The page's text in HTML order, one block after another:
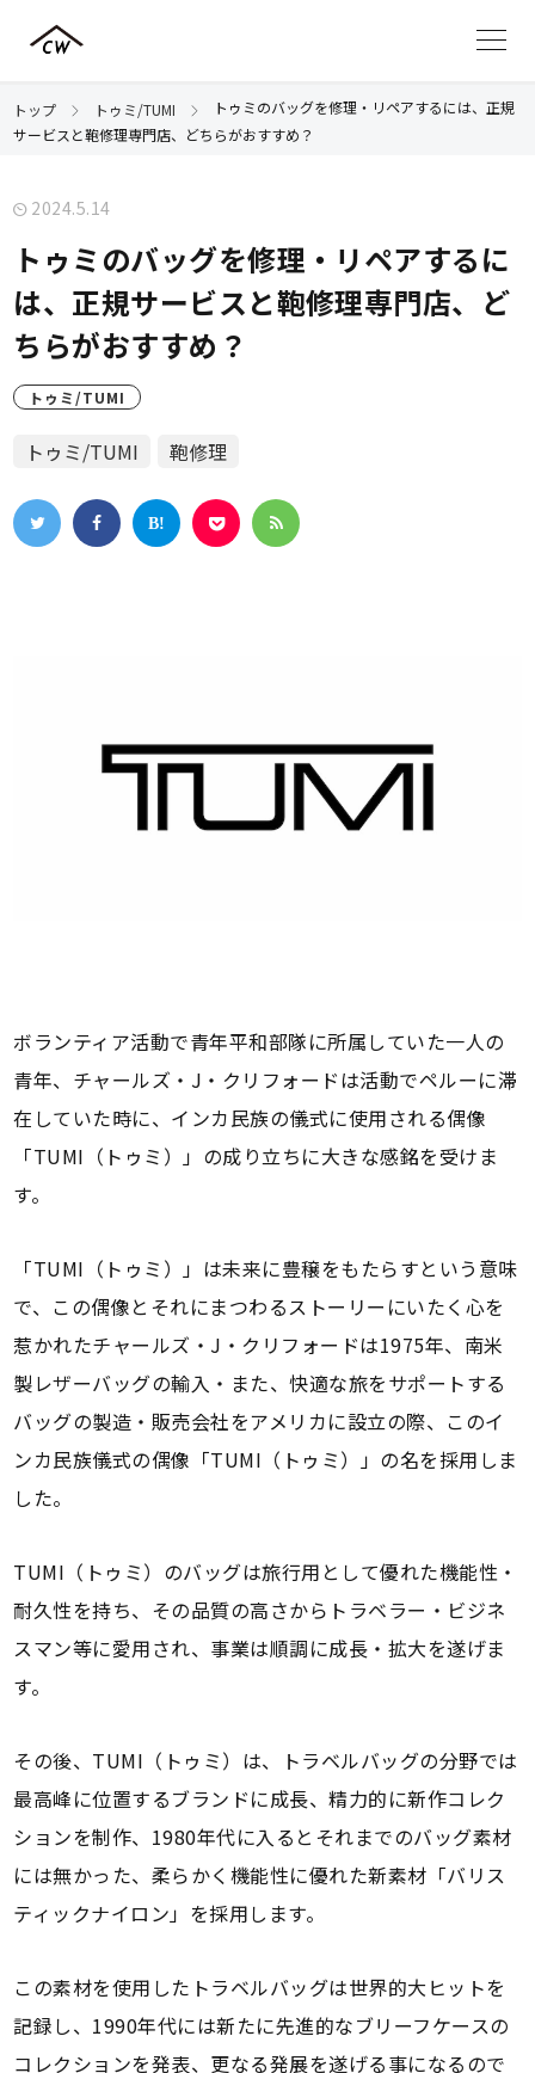
トップ トゥミ/TUMI
トゥミのバッグを修理・リペアするには、正規
サービスと鞄修理専門店、どちらがおすすめ？
2024.5.14
トゥミのバッグを修理・リペアするに
は、正規サービスと鞄修理専門店、ど
ちらがおすすめ？
トゥミ/TUMI
トゥミ/TUMI 鞄修理
ボランティア活動で青年平和部隊に所属していた一人の
青年、チャールズ・J・クリフォードは活動でペルーに滞
在していた時に、インカ民族の儀式に使用される偶像
「TUMI（トゥミ）」の成り立ちに大きな感銘を受けま
す。
「TUMI（トゥミ）」は未来に豊穣をもたらすという意味
で、この偶像とそれにまつわるストーリーにいたく心を
惹かれたチャールズ・J・クリフォードは1975年、南米
製レザーバッグの輸入・また、快適な旅をサポートする
バッグの製造・販売会社をアメリカに設立の際、このイ
ンカ民族儀式の偶像「TUMI（トゥミ）」の名を採用しま
した。
TUMI（トゥミ）のバッグは旅行用として優れた機能性・
耐久性を持ち、その品質の高さからトラベラー・ビジネ
スマン等に愛用され、事業は順調に成長・拡大を遂げま
す。
その後、TUMI（トゥミ）は、トラベルバッグの分野では
最高峰に位置するブランドに成長、精力的に新作コレク
ションを制作、1980年代に入るとそれまでのバッグ素材
には無かった、柔らかく機能性に優れた新素材「バリス
ティックナイロン」を採用します。
この素材を使用したトラベルバッグは世界的大ヒットを
記録し、1990年代には新たに先進的なブリーフケースの
コレクションを発表、更なる発展を遂げる事になるので